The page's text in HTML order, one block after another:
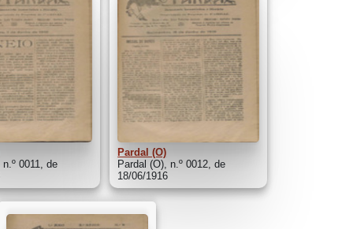
0011, de
Pardal (O)
Pardal (O), n.º 0012, de
18/06/1916